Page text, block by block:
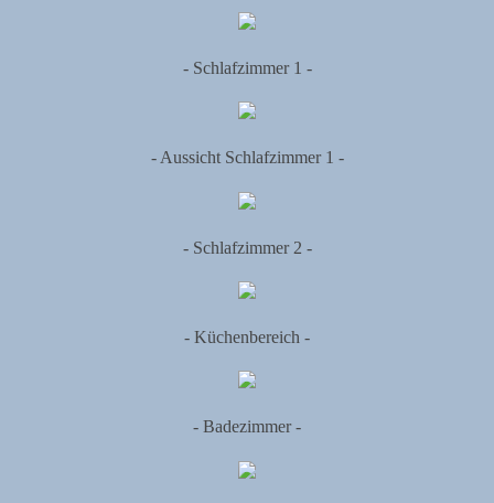
- Schlafzimmer 1 -
- Aussicht Schlafzimmer 1 -
- Schlafzimmer 2 -
- Küchenbereich -
- Badezimmer -